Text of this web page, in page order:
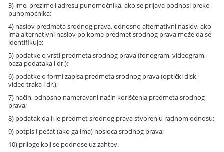
3) ime, prezime i adresu punomoćnika, ako se prijava podnosi preko
punomoćnika;
4) naslov predmeta srodnog prava, odnosno alternativni naslov, ako
ima alternativni naslov po kome predmet srodnog prava može da se
identifikuje;
5) podatke o vrsti predmeta srodnog prava (fonogram, videogram,
baza podataka i dr.);
6) podatke o formi zapisa predmeta srodnog prava (optički disk,
video traka i dr.);
7) način, odnosno nameravani način korišćenja predmeta srodnog
prava;
8) podatak da li je predmet srodnog prava stvoren u radnom odnosu;
9) potpis i pečat (ako ga ima) nosioca srodnog prava;
10) priloge koji se podnose uz zahtev.